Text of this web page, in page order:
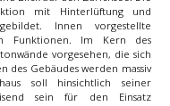
mit Hinterlüftung und
Innen vorgestellte
Funktionen. Im Kern des
vorgesehen, die sich
des Gebäudes werden massiv
soll hinsichtlich seiner
sein für den Einsatz